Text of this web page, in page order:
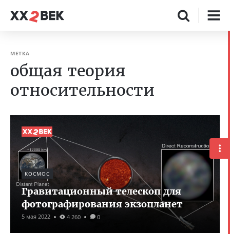
МЕТКА
общая теория
относительности
КОСМОС
Гравитационный телескоп для
фотографирования экзопланет
5 мая 2022 4 260 0